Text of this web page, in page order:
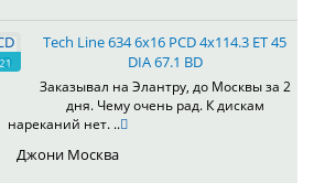
Tech Line 634 6x16 PCD 4x114.3 ET 45
DIA 67.1 BD
Заказывал на Элантру, до Москвы за 2
дня. Чему очень рад. К дискам
нареканий нет. ..
Джони Москва